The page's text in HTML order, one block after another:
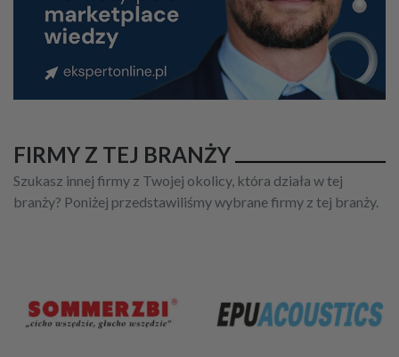
FIRMY Z TEJ BRANŻY
Szukasz innej firmy z Twojej okolicy, która działa w tej
branży? Poniżej przedstawiliśmy wybrane firmy z tej branży.